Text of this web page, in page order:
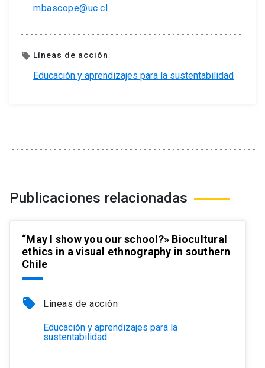
mbascope@uc.cl
local_offer Líneas de acción
Educación y aprendizajes para la sustentabilidad
Publicaciones relacionadas
“May I show you our school?» Biocultural
ethics in a visual ethnography in southern
Chile
local_offer Líneas de acción
Educación y aprendizajes para la
sustentabilidad